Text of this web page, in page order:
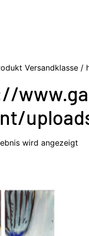
Versandklasse
wird angezeigt